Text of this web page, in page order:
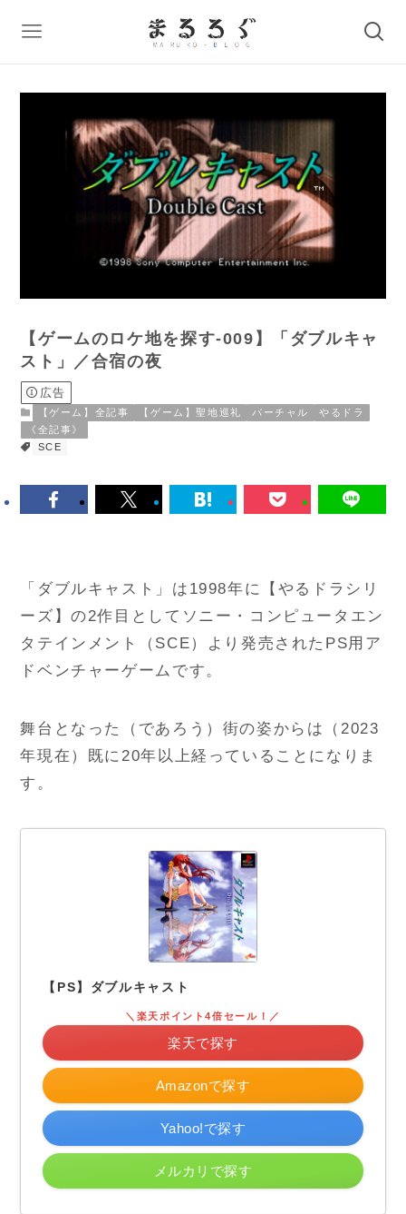
【ゲームのロケ地を探す-009】「ダブルキャ
スト」／合宿の夜
広告
【ゲーム】全記事 【ゲーム】聖地巡礼 バーチャル
やるドラ
《全記事》
SCE
「ダブルキャスト」は1998年に【やるドラシリ
ーズ】の2作目としてソニー・コンピュータエン
タテインメント（SCE）より発売されたPS用ア
ドベンチャーゲームです。
舞台となった（であろう）街の姿からは（2023
年現在）既に20年以上経っていることになりま
す。
【PS】ダブルキャスト
Amazonで探す
＼楽天ポイント4倍セール！／
楽天で探す
Yahoo!で探す
メルカリで探す